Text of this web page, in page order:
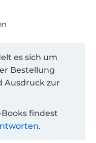
es sich um
Bestellung
Ausdruck zur
findest
.